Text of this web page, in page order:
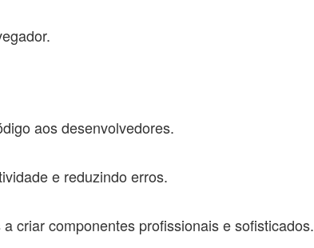
aos desenvolvedores.
e reduzindo erros.
criar componentes profissionais e sofisticados.